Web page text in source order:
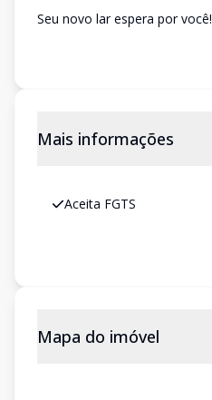
Seu novo lar espera por você!
Mais informações
Aceita FGTS
Mapa do imóvel